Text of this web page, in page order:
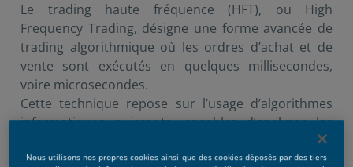
Le trading haute fréquence (HFT), ou High
Frequency Trading, désigne une forme avancée de
trading algorithmique où les ordres d’achat et de
vente sont exécutés en quelques millisecondes,
voire microsecondes.
Cette technique repose sur l’usage d’algorithmes
informatiques puissants, capables d’analyser les
marchés et d’effectuer des milliers de transactions à
très grande vitesse.
Nous utilisons nos propres cookies ainsi que des cookies déposés par des tiers